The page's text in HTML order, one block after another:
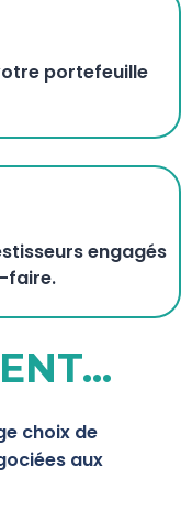
portefeuille
engagés
faire.
choix de
aux